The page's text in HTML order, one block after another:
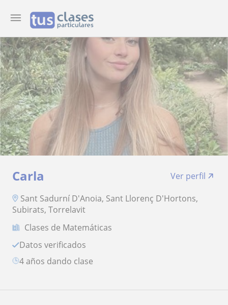
Carla
Ver perfil
Sant Sadurní D'Anoia, Sant Llorenç D'Hortons,
Subirats, Torrelavit
Clases de Matemáticas
Datos verificados
4 años dando clase